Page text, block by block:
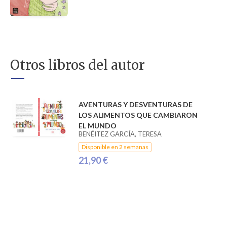
Otros libros del autor
AVENTURAS Y DESVENTURAS DE
LOS ALIMENTOS QUE CAMBIARON
EL MUNDO
BENÉITEZ GARCÍA, TERESA
Disponible en 2 semanas
21,90 €